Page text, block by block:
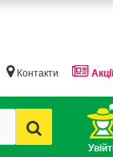
Контакти Акції